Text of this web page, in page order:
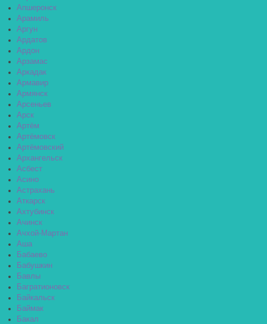
Апшеронск
Арамиль
Аргун
Ардатов
Ардон
Арзамас
Аркадак
Армавир
Армянск
Арсеньев
Арск
Артём
Артёмовск
Артёмовский
Архангельск
Асбест
Асино
Астрахань
Аткарск
Ахтубинск
Ачинск
Ачхой-Мартан
Аша
Бабаево
Бабушкин
Бавлы
Багратионовск
Байкальск
Баймак
Бакал